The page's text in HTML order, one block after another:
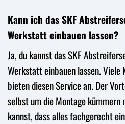
Kann ich das SKF
Werkstatt einbauen lassen?
Ja, du kannst das SKF
Werkstatt einbauen lassen.
bieten diesen Service an. Der
selbst um die Montage kümmern
kannst, dass alles fachgerecht